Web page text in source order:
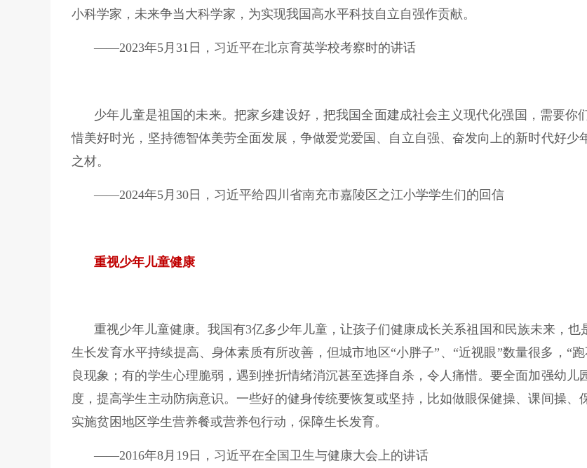
小科学家，未来争当大科学家，为实现我国高水平科技自立自强作贡献。
——2023年5月31日，习近平在北京育英学校考察时的讲话
少年儿童是祖国的未来。把家乡建设好，把我国全面建成社会主义现代化强国，需要
惜美好时光，坚持德智体美劳全面发展，争做爱党爱国、自立自强、奋发向上的新时代好
之材。
——2024年5月30日，习近平给四川省南充市嘉陵区之江小学学生们的回信
重视少年儿童健康
重视少年儿童健康。我国有3亿多少年儿童，让孩子们健康成长关系祖国和民族未来，
生长发育水平持续提高、身体素质有所改善，但城市地区“小胖子”、“近视眼”数量很多，“
良现象；有的学生心理脆弱，遇到挫折情绪消沉甚至选择自杀，令人痛惜。要全面加强幼
度，提高学生主动防病意识。一些好的健身传统要恢复或坚持，比如做眼保健操、课间操
实施贫困地区学生营养餐或营养包行动，保障生长发育。
——2016年8月19日，习近平在全国卫生与健康大会上的讲话